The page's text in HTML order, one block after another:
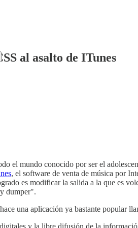
al asalto de ITunes
el mundo conocido por ser el
, el software de venta de música por
es modificar la salida a la que es
dumper".
una aplicación ya bastante popular
y la libre difusión de la